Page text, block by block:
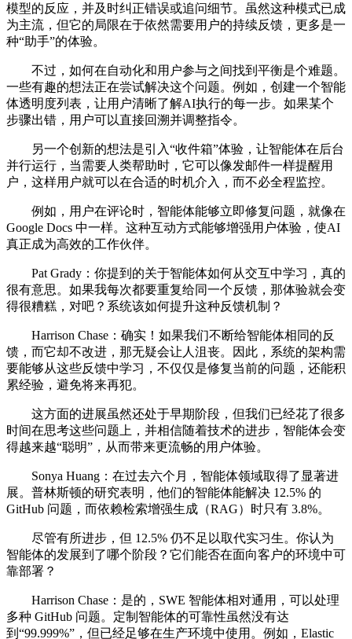
模型的反应，并及时纠正错误或追问细节。虽然这种模式已成
为主流，但它的局限在于依然需要用户的持续反馈，更多是一
种“助手”的体验。
不过，如何在自动化和用户参与之间找到平衡是个难题。
一些有趣的想法正在尝试解决这个问题。例如，创建一个智能
体透明度列表，让用户清晰了解AI执行的每一步。如果某个
步骤出错，用户可以直接回溯并调整指令。
另一个创新的想法是引入“收件箱”体验，让智能体在后台
并行运行，当需要人类帮助时，它可以像发邮件一样提醒用
户，这样用户就可以在合适的时机介入，而不必全程监控。
例如，用户在评论时，智能体能够立即修复问题，就像在
Google Docs 中一样。这种互动方式能够增强用户体验，使AI
真正成为高效的工作伙伴。
Pat Grady：你提到的关于智能体如何从交互中学习，真的
很有意思。如果我每次都要重复给同一个反馈，那体验就会变
得很糟糕，对吧？系统该如何提升这种反馈机制？
Harrison Chase：确实！如果我们不断给智能体相同的反
馈，而它却不改进，那无疑会让人沮丧。因此，系统的架构需
要能够从这些反馈中学习，不仅仅是修复当前的问题，还能积
累经验，避免将来再犯。
这方面的进展虽然还处于早期阶段，但我们已经花了很多
时间在思考这些问题上，并相信随着技术的进步，智能体会变
得越来越“聪明”，从而带来更流畅的用户体验。
Sonya Huang：在过去六个月，智能体领域取得了显著进
展。普林斯顿的研究表明，他们的智能体能解决 12.5% 的
GitHub 问题，而依赖检索增强生成（RAG）时只有 3.8%。
尽管有所进步，但 12.5% 仍不足以取代实习生。你认为
智能体的发展到了哪个阶段？它们能否在面向客户的环境中可
靠部署？
Harrison Chase：是的，SWE 智能体相对通用，可以处理
多种 GitHub 问题。定制智能体的可靠性虽然没有达
到“99.999%”，但已经足够在生产环境中使用。例如，Elastic